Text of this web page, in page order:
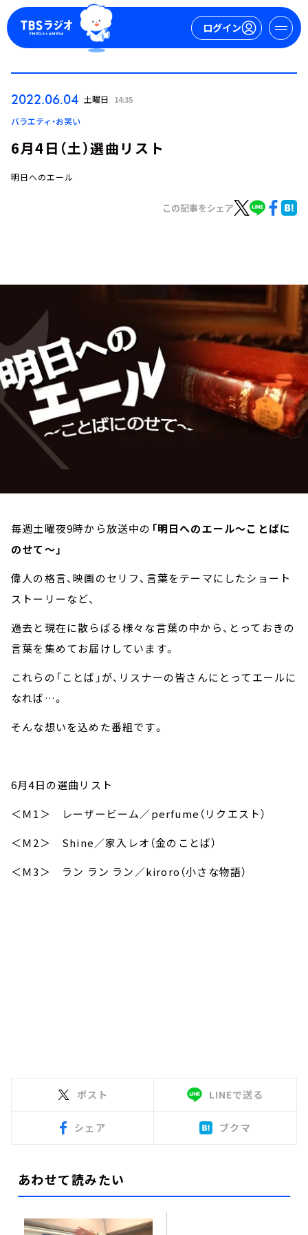
ログイン
ログイン
トピックス
お知らせ
イベント・グッズ
YouTube
会社情報
2022.06.04 土曜日 14:35
バラエティ・お笑い
6月4日（土）選曲リスト
明日へのエール
この記事をシェア
毎週土曜夜9時から放送中の 「明日へのエール～ことばに
のせて～」
偉人の格言、映画のセリフ、言葉をテーマにしたショート
ストーリーなど、
過去と現在に散らばる様々な言葉の中から、とっておきの
言葉を集めてお届けしています。
これらの「ことば」が、リスナーの皆さんにとってエールに
なれば…。
そんな想いを込めた番組です。
6月4日の選曲リスト
＜Ｍ1＞ レーザービーム／perfume（リクエスト）
＜Ｍ2＞ Shine／家入レオ（金のことば）
＜Ｍ3＞ ラン ラン ラン／kiroro（小さな物語）
ポスト LINEで送る
シェア ブクマ
あわせて読みたい